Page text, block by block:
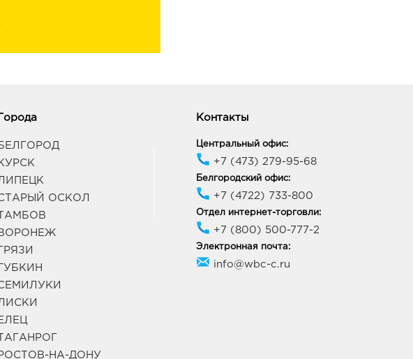
Города
ОСКОЛ
ТАМБОВ
ГРЯЗИ
ГУБКИН
ТАГАНРОГ
НА-ДОНУ
Контакты
Центральный офис:
+7 (473) 279-95-68
Белгородский офис:
+7 (4722) 733-800
Отдел интернет-торговли:
+7 (800) 500-777-2
Электронная почта:
info@wbc-c.ru